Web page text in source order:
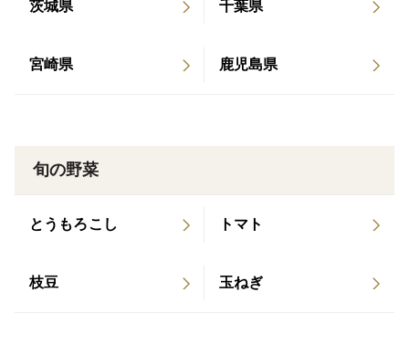
します。
茨城県 千葉県
宮崎県 鹿児島県
旬の野菜
とうもろこし トマト
枝豆 玉ねぎ